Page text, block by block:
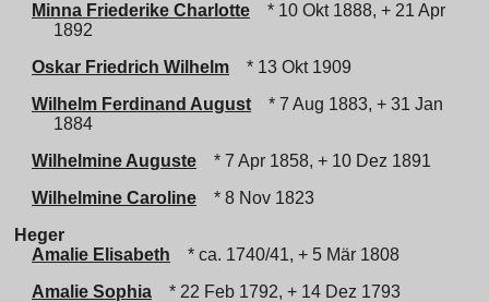
Minna Friederike Charlotte
* 10 Okt 1888, + 21 Apr
1892
Oskar Friedrich Wilhelm
* 13 Okt 1909
Wilhelm Ferdinand August
* 7 Aug 1883, + 31 Jan
1884
Wilhelmine Auguste
* 7 Apr 1858, + 10 Dez 1891
Wilhelmine Caroline
* 8 Nov 1823
Heger
Amalie Elisabeth
* ca. 1740/41, + 5 Mär 1808
Amalie Sophia
* 22 Feb 1792, + 14 Dez 1793